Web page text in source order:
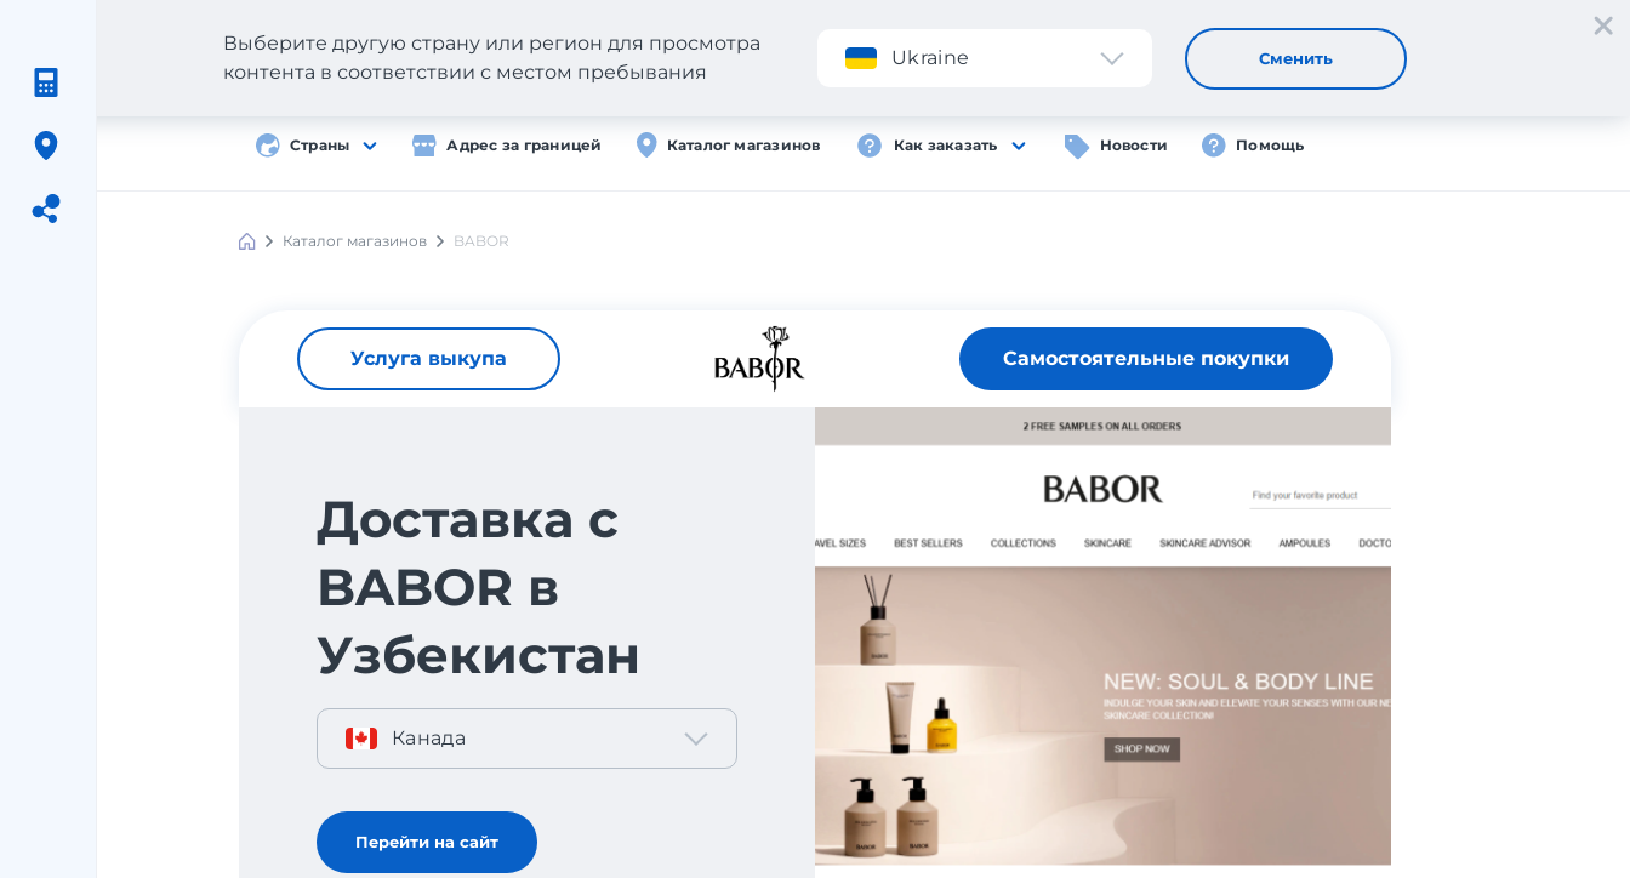
Приложение Регистрация Вход
Страны Адрес за границей Каталог магазинов Как заказать Новости Помощь
Выберите другую страну или регион для просмотра
контента в соответствии с местом пребывания
Ukraine Сменить
Meest
Каталог магазинов BABOR
Услуга выкупа Самостоятельные покупки
Доставка с
BABOR в
Узбекистан
Канада
Перейти на сайт